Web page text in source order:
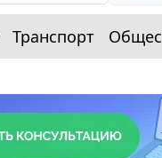
Транспорт